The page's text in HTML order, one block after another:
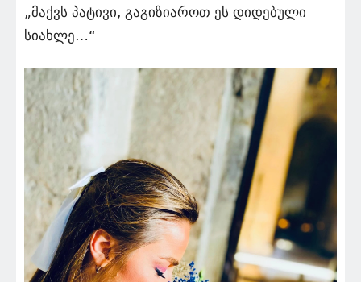
„მაქვს პატივი, გაგიზიაროთ ეს დიდებული
სიახლე…“